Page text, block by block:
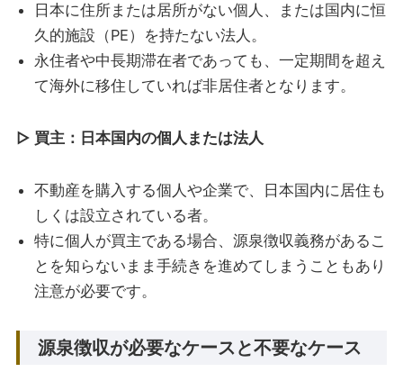
日本に住所または居所がない個人、または国内に恒
久的施設（PE）を持たない法人。
永住者や中長期滞在者であっても、一定期間を超え
て海外に移住していれば非居住者となります。
▷ 買主：日本国内の個人または法人
不動産を購入する個人や企業で、日本国内に居住も
しくは設立されている者。
特に個人が買主である場合、源泉徴収義務があるこ
とを知らないまま手続きを進めてしまうこともあり
注意が必要です。
源泉徴収が必要なケースと不要なケース